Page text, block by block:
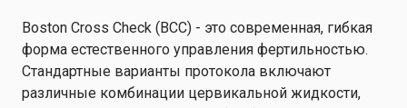
Boston Cross Check (BCC) - это современная, гибкая
форма естественного управления фертильностью.
Стандартные варианты протокола включают
различные комбинации цервикальной жидкости,